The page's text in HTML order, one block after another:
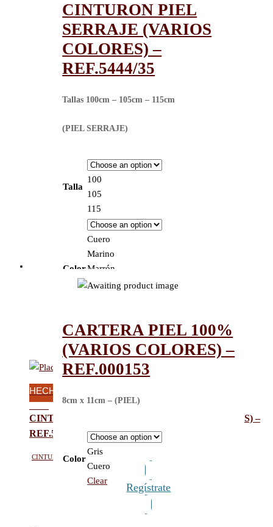
CINTURON PIEL
SERRAJE (VARIOS
COLORES) –
REF.5444/35
Tallas 100cm – 105cm – 115cm
(PIEL SERRAJE)
Talla
100
105
115
Color
Cuero
Marino
Marrón
Negro
HECHO EN ESPAÑA-
CINTURON PIEL SERRAJE (VARIOS COLORES) –
REF.5444/35
Cinturón hombre,
CARTERA PIEL 100%
(VARIOS COLORES) –
REF.000153
Regístrate
8cm x 11cm – (PIEL)
Color
Gris
Cuero
Clear